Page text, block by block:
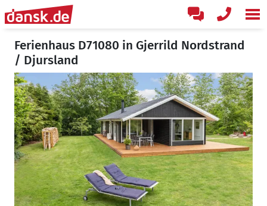
Ferienhaus D71080 in Gjerrild Nordstrand
/ Djursland